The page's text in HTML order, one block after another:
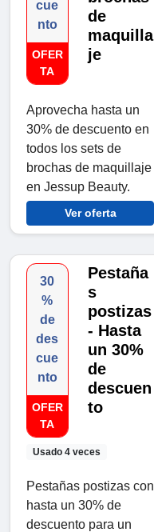
cue
nto
OFER
TA
de
maquilla
je
Aprovecha hasta un
30% de descuento en
todos los sets de
brochas de maquillaje
en Jessup Beauty.
Ver oferta
30
%
de
des
cue
nto
OFER
TA
Usado 4 veces
Pestaña
s
postizas
- Hasta
un 30%
de
descuen
to
Pestañas postizas con
hasta un 30% de
descuento para un